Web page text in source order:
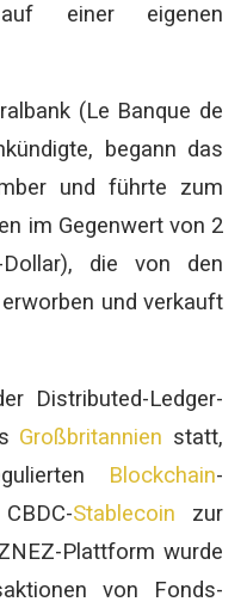
auf einer eigenen
(Le Banque de
begann das
und führte zum
im Gegenwert von 2
die von den
und verkauft
Distributed-Ledger-
Großbritannien statt,
Blockchain-
Stablecoin zur
Plattform wurde
von Fonds-